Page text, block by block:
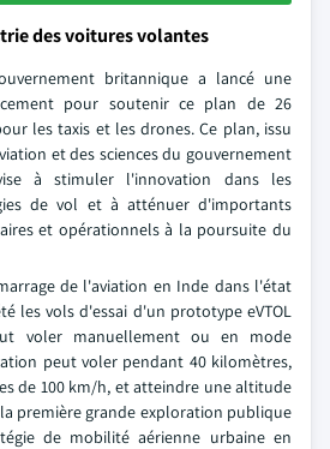
des voitures volantes
britannique a lancé une
pour soutenir ce plan de 26
les taxis et les drones. Ce plan, issu
et des sciences du gouvernement
à stimuler l'innovation dans les
de vol et à atténuer d'importants
et opérationnels à la poursuite du
de l'aviation en Inde dans l'état
les vols d'essai d'un prototype eVTOL
voler manuellement ou en mode
peut voler pendant 40 kilomètres,
de 100 km/h, et atteindre une altitude
première grande exploration publique
de mobilité aérienne urbaine en